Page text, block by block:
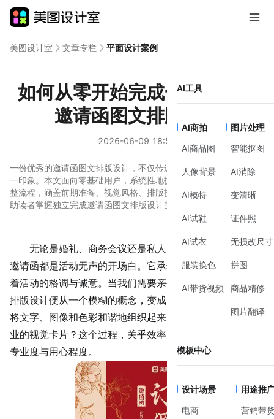
AI工具
AI商拍
AI商品图
人像背景
AI模特
AI试鞋
AI试衣
服装换色
AI带货视频
图片处理
智能抠图
AI消除
变清晰
证件照
无损改尺寸
拼图
商品精修
图片翻译
模板中心
设计场景
电商
用途推
营销带
美图设计室 文章专栏 平面设计案例
如何从零开始完成一份得体的
邀请函图文排版设计
2026-06-09 18:55
一份优秀的邀请函图文排版设计，不仅传递信息，更塑造活动的第
一印象。本文面向零基础用户，系统性地拆解了从构思到完成的完
整流程，涵盖前期准备、视觉风格、排版技巧与效率工具，旨在帮
助读者掌握独立完成邀请函图文排版设计的实用方法。
无论是婚礼、商务会议还是私人派对，一份精心设计的
邀请函都是活动无声的开场白。它承载着核心信息，更传递
着活动的格调与诚意。当我们需要亲手制作时，邀请函图文
排版设计便从一个模糊的概念，变成了具体的需求——如何
将文字、图像和色彩和谐地组织起来，形成一张既美观又专
业的视觉卡片？这个过程，关乎效率，更关乎你希望呈现的
专业度与用心程度。